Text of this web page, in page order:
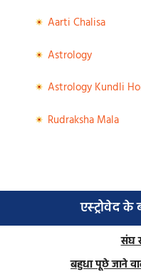
Aarti Chalisa
Astrology
Astrology Kundli
Rudraksha Mala
एस्ट्रोवेद के
संघ
बहुधा पूछे जाने